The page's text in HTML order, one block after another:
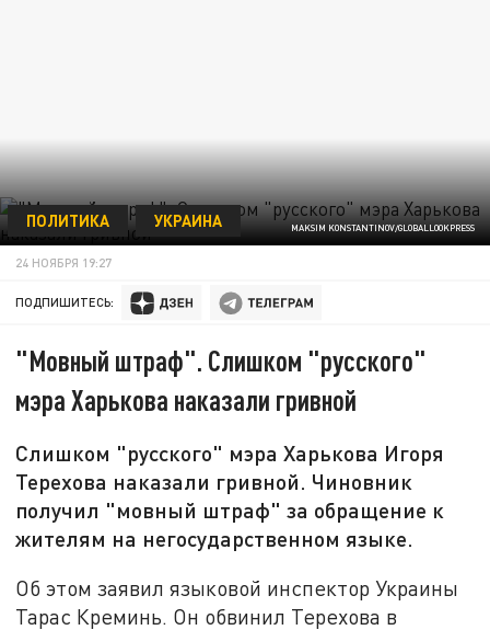
MAKSIM KONSTANTINOV/GLOBALLOOKPRESS
ПОЛИТИКА УКРАИНА
24 НОЯБРЯ 19:27
ПОДПИШИТЕСЬ:
"Мовный штраф". Слишком "русского"
мэра Харькова наказали гривной
Слишком "русского" мэра Харькова Игоря
Терехова наказали гривной. Чиновник
получил "мовный штраф" за обращение к
жителям на негосударственном языке.
Об этом заявил языковой инспектор Украины
Тарас Креминь. Он обвинил Терехова в